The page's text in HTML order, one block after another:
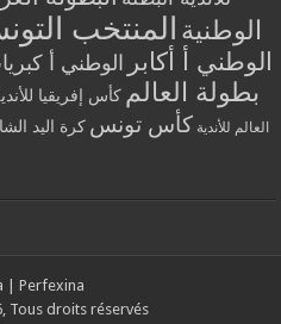
الوطنية المنتخب
الوطني أ أكابر الوطني أ
بطولة العالم كأس إفريقيا
العالم للأندية كأس تونس كرة اليد
| Perfexina
Tous droits réservés